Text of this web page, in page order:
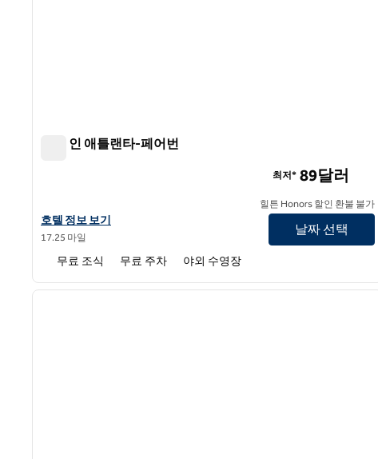
햄튼 인 애틀랜타-페어번
햄튼 인 애틀랜타-페어번의 호텔 정보 보기
호텔 정보 보기
17.25 마일
최저* 89달러
힐튼 Honors 할인 환불 불가
날짜 선택
무료 조식 무료 주차 야외 수영장
1/12
다